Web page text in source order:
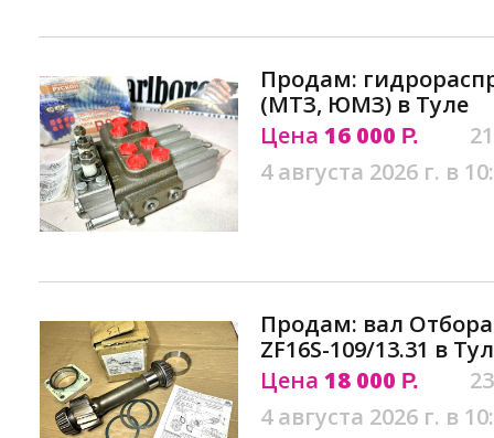
Продам:
(МТЗ, ЮМЗ) в Туле
Цена 16 000 Р.
4 августа 2026 г. в
Продам: вал
ZF16S-109/13.31 в
Цена 18 000 Р.
4 августа 2026 г. в